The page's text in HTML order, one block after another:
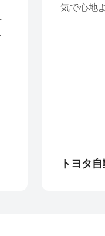
気で心地よかったで
トヨタ自動車株式